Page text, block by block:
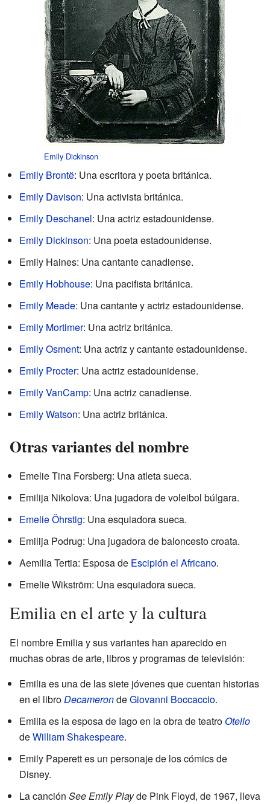
Emily Dickinson
Emily Brontë: Una escritora y poeta británica.
Emily Davison: Una activista británica.
Emily Deschanel: Una actriz estadounidense.
Emily Dickinson: Una poeta estadounidense.
Emily Haines: Una cantante canadiense.
Emily Hobhouse: Una pacifista británica.
Emily Meade: Una cantante y actriz estadounidense.
Emily Mortimer: Una actriz británica.
Emily Osment: Una actriz y cantante estadounidense.
Emily Procter: Una actriz estadounidense.
Emily VanCamp: Una actriz canadiense.
Emily Watson: Una actriz británica.
Otras variantes del nombre
Emelie Tina Forsberg: Una atleta sueca.
Emilija Nikolova: Una jugadora de voleibol búlgara.
Emelie Öhrstig: Una esquiadora sueca.
Emilija Podrug: Una jugadora de baloncesto croata.
Aemilia Tertia: Esposa de Escipión el Africano.
Emelie Wikström: Una esquiadora sueca.
Emilia en el arte y la cultura
El nombre Emilia y sus variantes han aparecido en
muchas obras de arte, libros y programas de televisión:
Emilia es una de las siete jóvenes que cuentan historias
en el libroDecamerondeGiovanni Boccaccio.
Emilia es la esposa de Iago en la obra de teatroOtello
deWilliam Shakespeare.
Emily Paperett es un personaje de los cómics de
Disney.
La canción See Emily Playde Pink Floyd, de 1967, lleva